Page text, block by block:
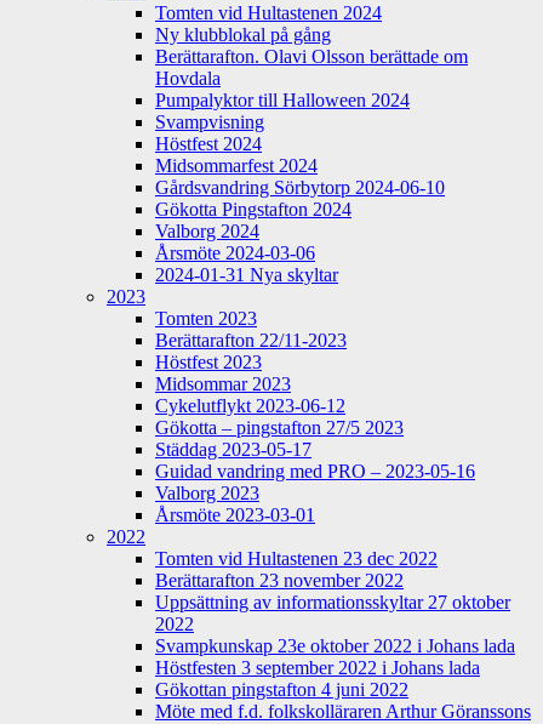
Tomten vid Hultastenen 2024
Ny klubblokal på gång
Berättarafton. Olavi Olsson berättade om
Hovdala
Pumpalyktor till Halloween 2024
Svampvisning
Höstfest 2024
Midsommarfest 2024
Gårdsvandring Sörbytorp 2024-06-10
Gökotta Pingstafton 2024
Valborg 2024
Årsmöte 2024-03-06
2024-01-31 Nya skyltar
2023
Tomten 2023
Berättarafton 22/11-2023
Höstfest 2023
Midsommar 2023
Cykelutflykt 2023-06-12
Gökotta – pingstafton 27/5 2023
Städdag 2023-05-17
Guidad vandring med PRO – 2023-05-16
Valborg 2023
Årsmöte 2023-03-01
2022
Tomten vid Hultastenen 23 dec 2022
Berättarafton 23 november 2022
Uppsättning av informationsskyltar 27 oktober
2022
Svampkunskap 23e oktober 2022 i Johans lada
Höstfesten 3 september 2022 i Johans lada
Gökottan pingstafton 4 juni 2022
Möte med f.d. folkskolläraren Arthur Göranssons